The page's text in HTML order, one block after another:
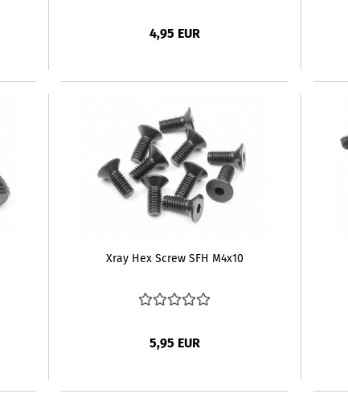
4,95 EUR
Xray Hex Screw SFH M4x10
5,95 EUR